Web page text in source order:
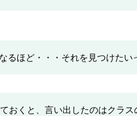
なるほど・・・それを見つけたい
おくと、言い出したのはクラス